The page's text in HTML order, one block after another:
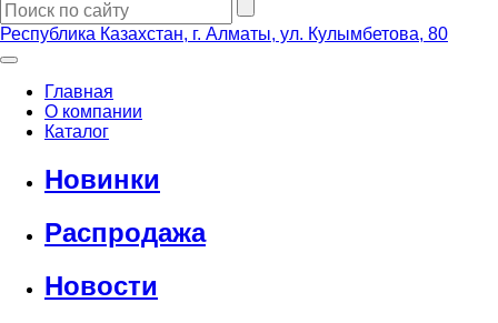
Республика Казахстан, г. Алматы, ул. Кулымбетова, 80
Главная
О компании
Каталог
Новинки
Распродажа
Новости